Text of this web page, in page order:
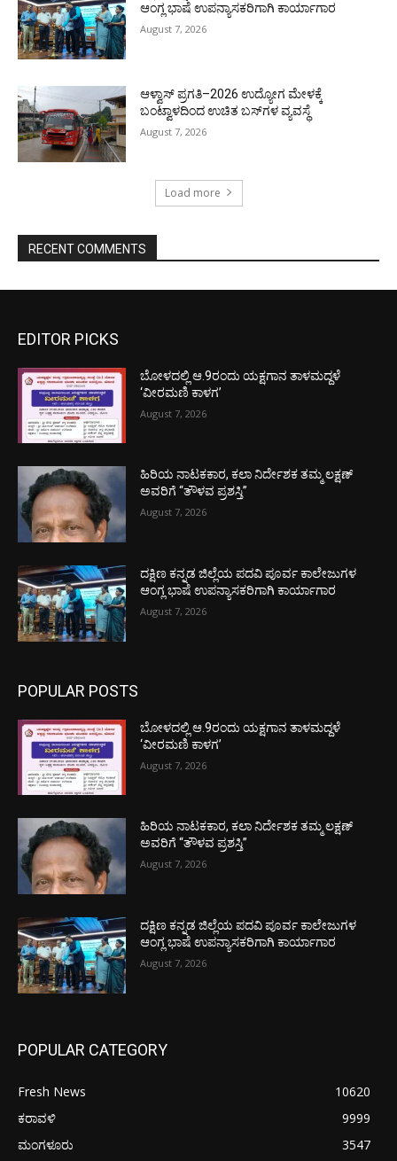
ಆಂಗ್ಲ ಭಾಷೆ ಉಪನ್ಯಾಸಕರಿಗಾಗಿ ಕಾರ್ಯಾಗಾರ
August 7, 2026
ಆಳ್ವಾಸ್ ಪ್ರಗತಿ–2026 ಉದ್ಯೋಗ ಮೇಳಕ್ಕೆ
ಬಂಟ್ವಾಳದಿಂದ ಉಚಿತ ಬಸ್‌ಗಳ ವ್ಯವಸ್ಥೆ
August 7, 2026
Load more
RECENT COMMENTS
EDITOR PICKS
ಬೋಳದಲ್ಲಿ ಆ.9ರಂದು ಯಕ್ಷಗಾನ ತಾಳಮದ್ದಳೆ
‘ವೀರಮಣಿ ಕಾಳಗ’
August 7, 2026
ಹಿರಿಯ ನಾಟಕಕಾರ, ಕಲಾ ನಿರ್ದೇಶಕ ತಮ್ಮ ಲಕ್ಷಣ್
ಅವರಿಗೆ “ತೌಳವ ಪ್ರಶಸ್ತಿ”
August 7, 2026
ದಕ್ಷಿಣ ಕನ್ನಡ ಜಿಲ್ಲೆಯ ಪದವಿ ಪೂರ್ವ ಕಾಲೇಜುಗಳ
ಆಂಗ್ಲ ಭಾಷೆ ಉಪನ್ಯಾಸಕರಿಗಾಗಿ ಕಾರ್ಯಾಗಾರ
August 7, 2026
POPULAR POSTS
ಬೋಳದಲ್ಲಿ ಆ.9ರಂದು ಯಕ್ಷಗಾನ ತಾಳಮದ್ದಳೆ
‘ವೀರಮಣಿ ಕಾಳಗ’
August 7, 2026
ಹಿರಿಯ ನಾಟಕಕಾರ, ಕಲಾ ನಿರ್ದೇಶಕ ತಮ್ಮ ಲಕ್ಷಣ್
ಅವರಿಗೆ “ತೌಳವ ಪ್ರಶಸ್ತಿ”
August 7, 2026
ದಕ್ಷಿಣ ಕನ್ನಡ ಜಿಲ್ಲೆಯ ಪದವಿ ಪೂರ್ವ ಕಾಲೇಜುಗಳ
ಆಂಗ್ಲ ಭಾಷೆ ಉಪನ್ಯಾಸಕರಿಗಾಗಿ ಕಾರ್ಯಾಗಾರ
August 7, 2026
POPULAR CATEGORY
Fresh News
10620
ಕರಾವಳಿ
9999
ಮಂಗಳೂರು
3547